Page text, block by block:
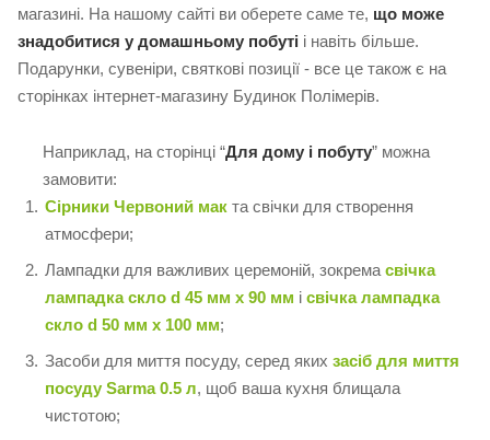
магазині. На нашому сайті ви оберете саме те, що може
знадобитися у домашньому побуті і навіть більше.
Подарунки, сувеніри, святкові позиції - все це також є на
сторінках інтернет-магазину Будинок Полімерів.
Наприклад, на сторінці “Для дому і побуту” можна
замовити:
Сірники Червоний мак та свічки для створення
атмосфери;
Лампадки для важливих церемоній, зокрема свічка
лампадка скло d 45 мм х 90 мм і свічка лампадка
скло d 50 мм x 100 мм;
Засоби для миття посуду, серед яких засіб для миття
посуду Sarma 0.5 л, щоб ваша кухня блищала
чистотою;